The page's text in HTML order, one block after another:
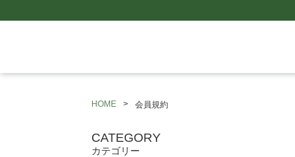
HOME 会員規約
CATEGORY
カテゴリー